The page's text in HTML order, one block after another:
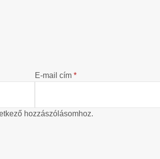
E-mail cím *
hozzászólásomhoz.